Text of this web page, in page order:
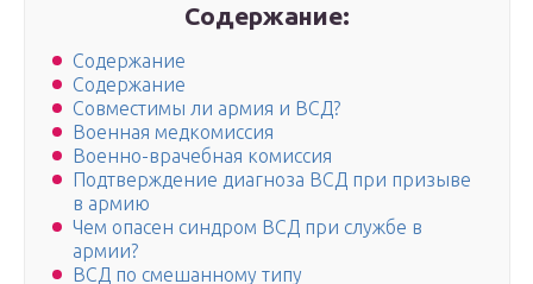
Содержание:
Содержание
Содержание
Совместимы ли армия и ВСД?
Военная медкомиссия
Военно-врачебная комиссия
Подтверждение диагноза ВСД при призыве
в армию
Чем опасен синдром ВСД при службе в
армии?
ВСД по смешанному типу